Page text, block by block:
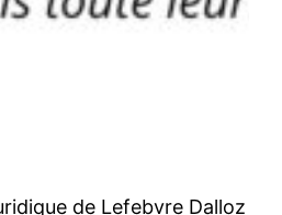
de Lefebvre Dalloz